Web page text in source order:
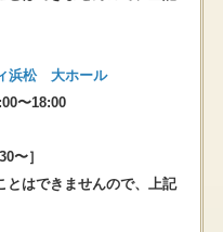
浜松 大ホール
〜18:00
〜］
とはできませんので、上記